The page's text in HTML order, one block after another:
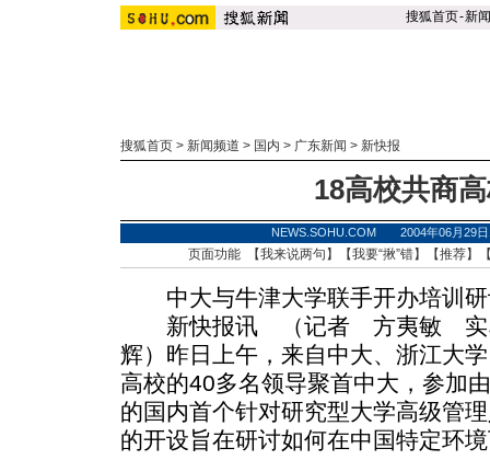
搜狐首页-新闻
搜狐首页 > 新闻频道 > 国内 > 广东新闻 > 新快报
18高校共商
NEWS.SOHU.COM 2004年06月29
页面功能 【我来说两句 】【我要“揪”错】【推荐】
中大与牛津大学联手开办培训研
新快报讯 （记者 方夷敏
辉）昨日上午，来自中大、浙江大
高校的40多名领导聚首中大，参加
的国内首个针对研究型大学高级管
的开设旨在研讨如何在中国特定环